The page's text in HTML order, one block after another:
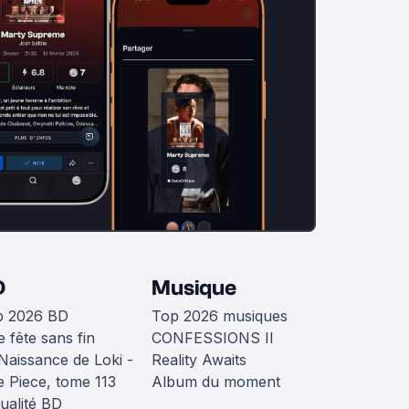
2026 BD
fête sans fin
de Loki -
Piece, tome 113
BD
Musique
Top 2026 musiques
CONFESSIONS II
Reality Awaits
Album du moment